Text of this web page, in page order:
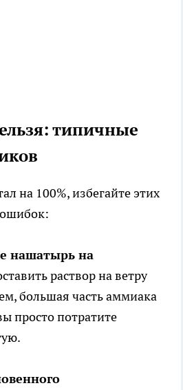
типичные
на 100%, избегайте этих
нашатырь на
раствор на ветру
большая часть аммиака
просто потратите